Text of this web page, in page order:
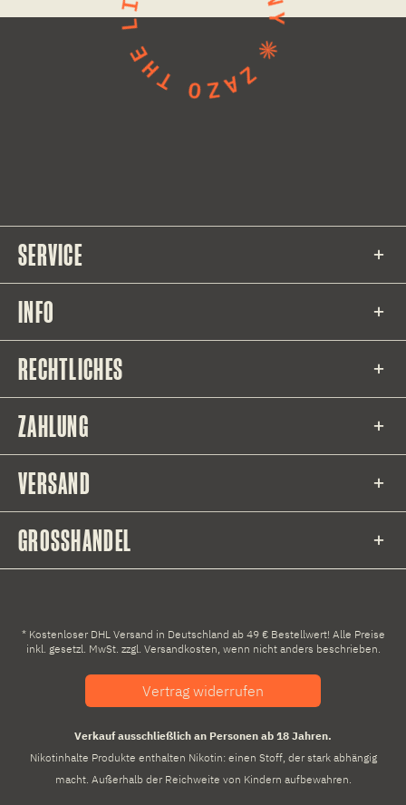
SERVICE
INFO
RECHTLICHES
ZAHLUNG
VERSAND
GROSSHANDEL
* Kostenloser DHL Versand in Deutschland ab 49 € Bestellwert! Alle Preise
inkl. gesetzl. MwSt. zzgl. Versandkosten , wenn nicht anders beschrieben.
Vertrag widerrufen
Verkauf ausschließlich an Personen ab 18 Jahren.
Nikotinhalte Produkte enthalten Nikotin: einen Stoff, der stark abhängig
macht. Außerhalb der Reichweite von Kindern aufbewahren.